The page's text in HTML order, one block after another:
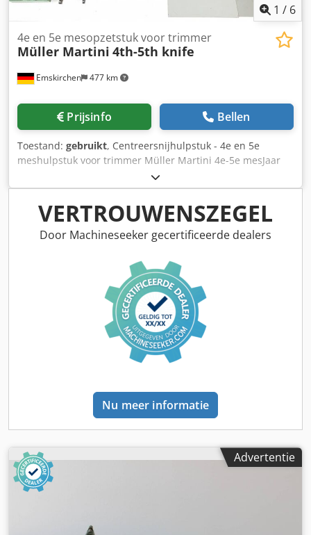
1 / 6
Emskirchen 477 km
4e en 5e mesopzetstuk voor trimmer
Müller Martini 4th-5th knife
Prijsinfo Bellen
Toestand: gebruikt, Centreersnijhulpstuk - 4e en 5e
meshulpstuk voor trimmer Müller Martini 4e-5e mesJaar
1999 - Serienr. DSS 2609 Online-Video-Inspectie via Skype-
Video Wij verheugen ons op uw bezoek - meer machines
op voorraad Codpfxorgbzhj Alasrf Onmiddellijk
beschikbaar - Kan geïnspecteerd worden Op voorraad
Emskirchen / Neurenberg - Kan getest worden
VERTROUWENSZEGEL
Door Machineseeker gecertificeerde dealers
Nu meer informatie
Advertentie